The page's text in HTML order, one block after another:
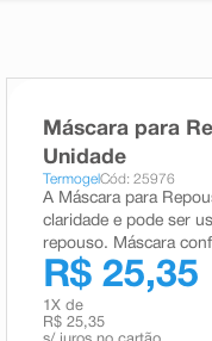
Máscara para
Unidade
TermogelCód: 25976
A Máscara para
claridade e pode ser
repouso. Máscara
R$ 25,35
1 X de
R$ 25,35